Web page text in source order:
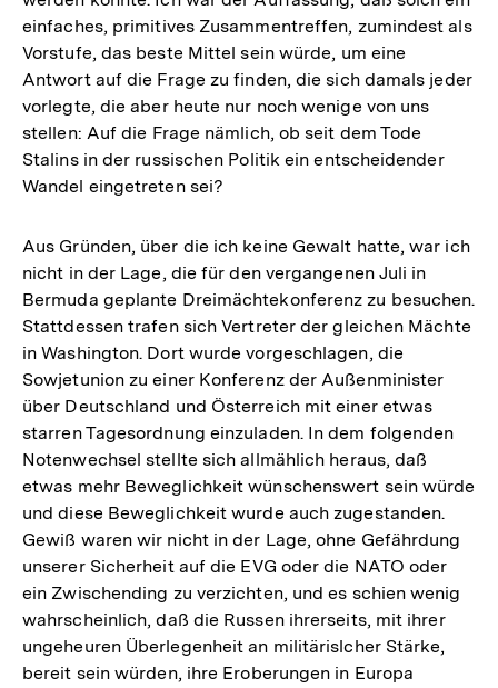
einfaches, primitives Zusammentreffen, zumindest als
Vorstufe, das beste Mittel sein würde, um eine
Antwort auf die Frage zu finden, die sich damals jeder
vorlegte, die aber heute nur noch wenige von uns
stellen: Auf die Frage nämlich, ob seit dem Tode
Stalins in der russischen Politik ein entscheidender
Wandel eingetreten sei?
Aus Gründen, über die ich keine Gewalt hatte, war ich
nicht in der Lage, die für den vergangenen Juli in
Bermuda geplante Dreimächtekonferenz zu besuchen.
Stattdessen trafen sich Vertreter der gleichen Mächte
in Washington. Dort wurde vorgeschlagen, die
Sowjetunion zu einer Konferenz der Außenminister
über Deutschland und Österreich mit einer etwas
starren Tagesordnung einzuladen. In dem folgenden
Notenwechsel stellte sich allmählich heraus, daß
etwas mehr Beweglichkeit wünschenswert sein würde
und diese Beweglichkeit wurde auch zugestanden.
Gewiß waren wir nicht in der Lage, ohne Gefährdung
unserer Sicherheit auf die EVG oder die NATO oder
ein Zwischending zu verzichten, und es schien wenig
wahrscheinlich, daß die Russen ihrerseits, mit ihrer
ungeheuren Überlegenheit an militärislcher Stärke,
bereit sein würden, ihre Eroberungen in Europa